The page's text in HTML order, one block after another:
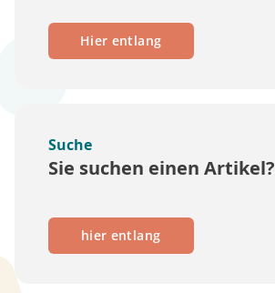
Hier entlang
Suche
Sie suchen einen Artikel?
hier entlang